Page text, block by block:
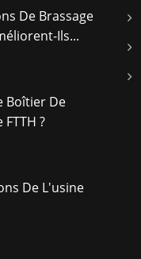
De Brassage
Ils...
Boîtier De
?
De L'usine